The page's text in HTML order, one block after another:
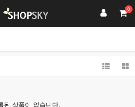
0
된 상품이 없습니다.